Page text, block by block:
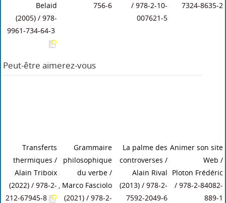
Belaid
(2005) / 978-
9961-734-64-3
756-6
/ 978-2-10-
007621-5
7324-8635-2
Peut-être aimerez-vous
Transferts
thermiques /
Alain Triboix
(2022) / 978-2-
212-67945-8
Grammaire
philosophique
du verbe /
, Marco Fasciolo
(2021) / 978-2-
La palme des
controverses /
Alain Rival
(2013) / 978-2-
7592-2049-6
Animer son site
Web /
Ploton Frédéric
/ 978-2-84082-
889-1